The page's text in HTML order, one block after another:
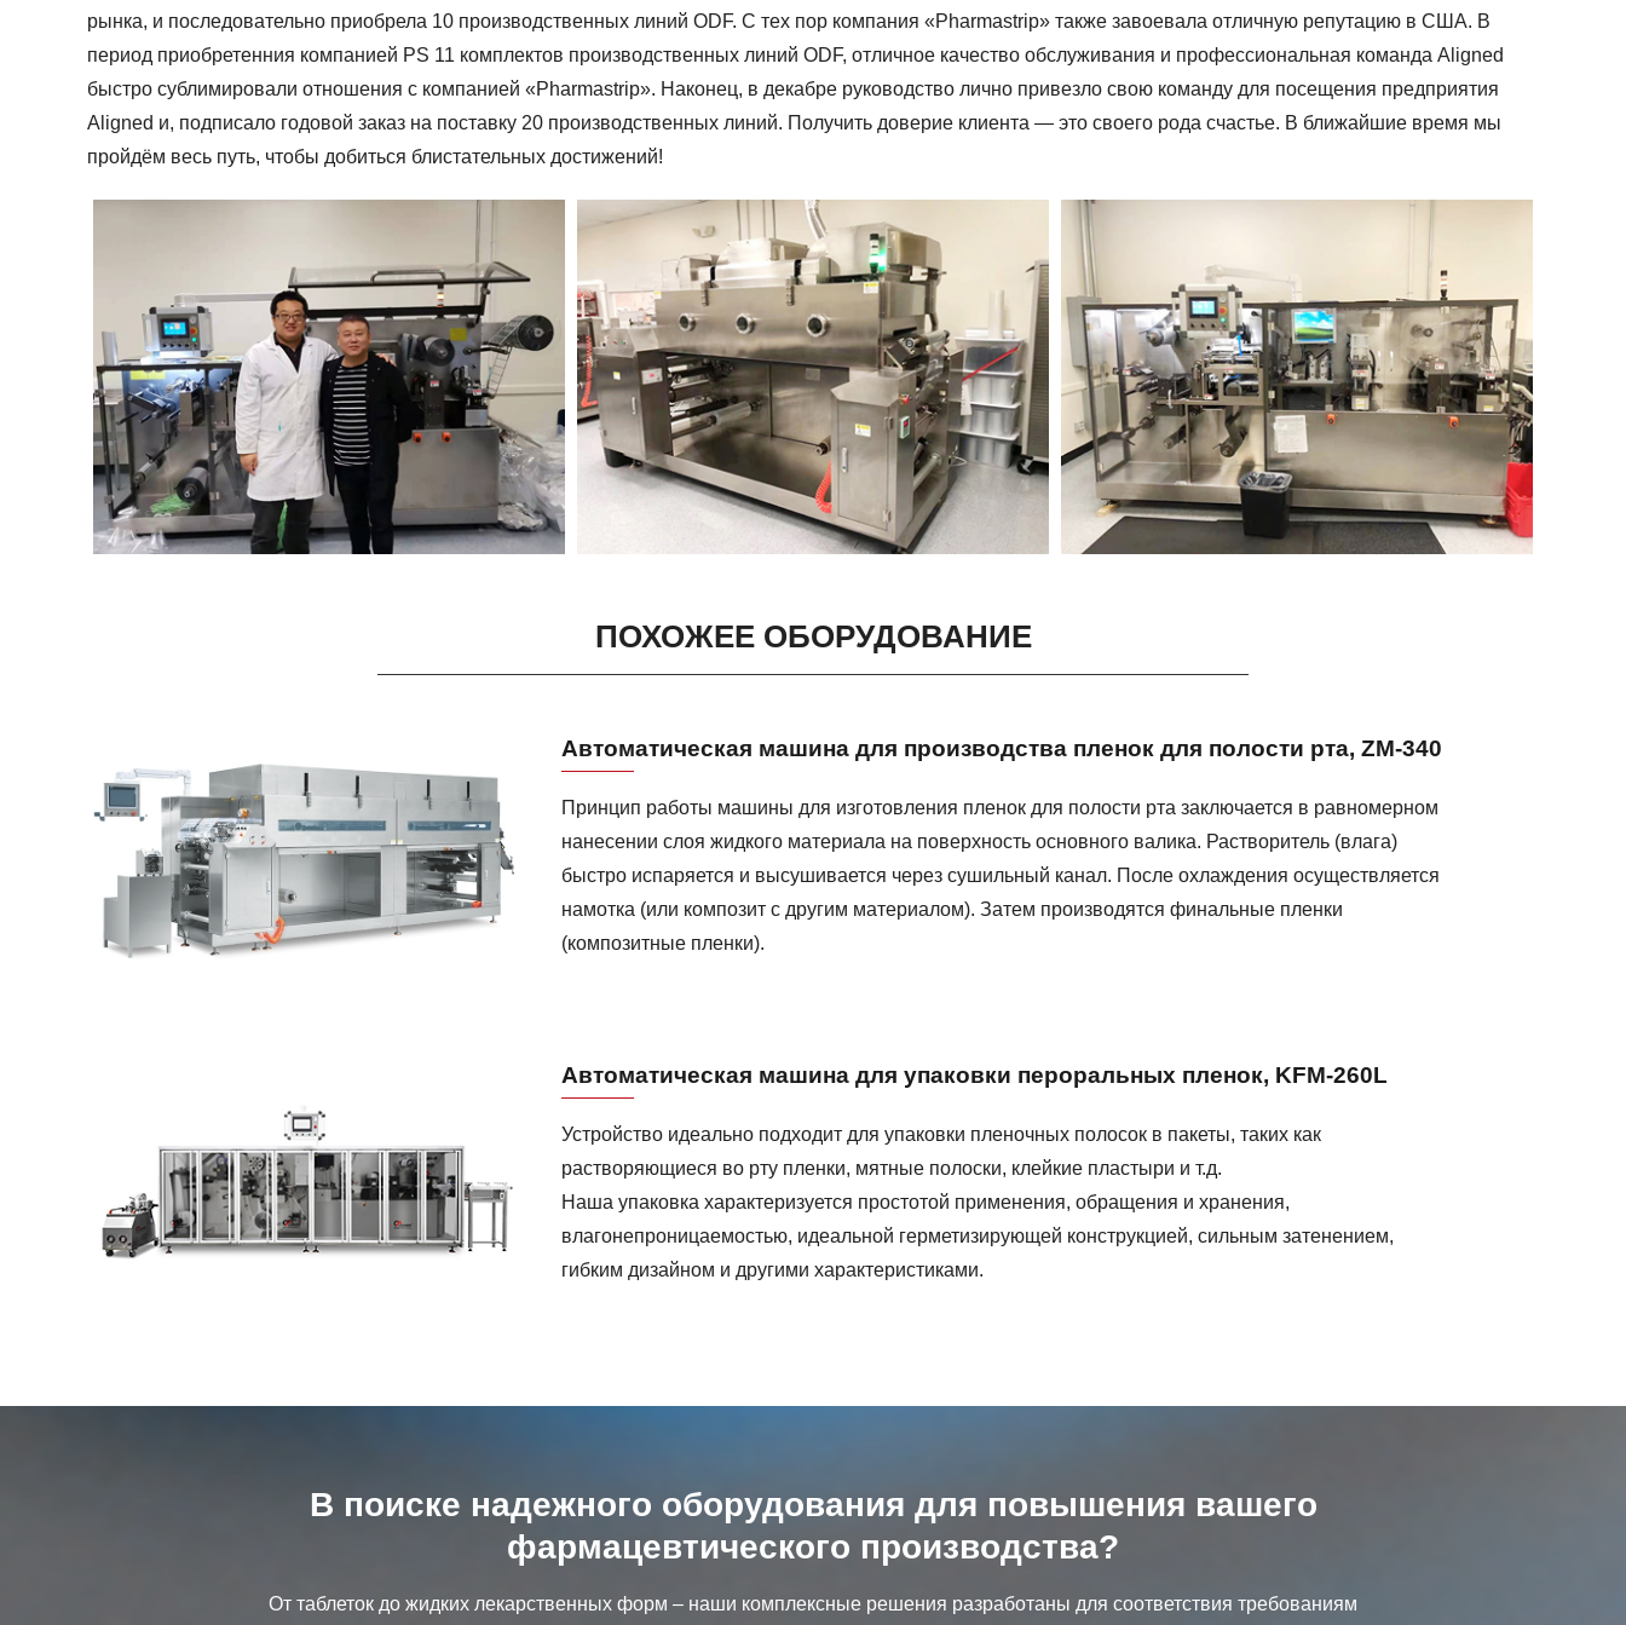
рынка, и последовательно приобрела 10 производственных линий ODF. С тех пор компания «Pharmastrip» также завоевала отличную репутацию в США. В
период приобретенния компанией PS 11 комплектов производственных линий ODF, отличное качество обслуживания и профессиональная команда Aligned
быстро сублимировали отношения с компанией «Pharmastrip». Наконец, в декабре руководство лично привезло свою команду для посещения предприятия
Aligned и, подписало годовой заказ на поставку 20 производственных линий. Получить доверие клиента — это своего рода счастье. В ближайшие время мы
пройдём весь путь, чтобы добиться блистательных достижений!
ПОХОЖЕЕ ОБОРУДОВАНИЕ
Автоматическая машина для производства пленок для полости рта, ZM-340
Принцип работы машины для изготовления пленок для полости рта заключается в равномерном
нанесении слоя жидкого материала на поверхность основного валика. Растворитель (влага)
быстро испаряется и высушивается через сушильный канал. После охлаждения осуществляется
намотка (или композит с другим материалом). Затем производятся финальные пленки
(композитные пленки).
Автоматическая машина для упаковки пероральных пленок, KFM-260L
Устройство идеально подходит для упаковки пленочных полосок в пакеты, таких как
растворяющиеся во рту пленки, мятные полоски, клейкие пластыри и т.д.
Наша упаковка характеризуется простотой применения, обращения и хранения,
влагонепроницаемостью, идеальной герметизирующей конструкцией, сильным затенением,
гибким дизайном и другими характеристиками.
В поиске надежного оборудования для повышения вашего
фармацевтического производства?
От таблеток до жидких лекарственных форм – наши комплексные решения разработаны для соответствия требованиям